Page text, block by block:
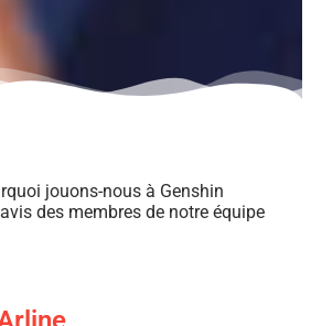
jouons-nous à Genshin
des membres de notre équipe